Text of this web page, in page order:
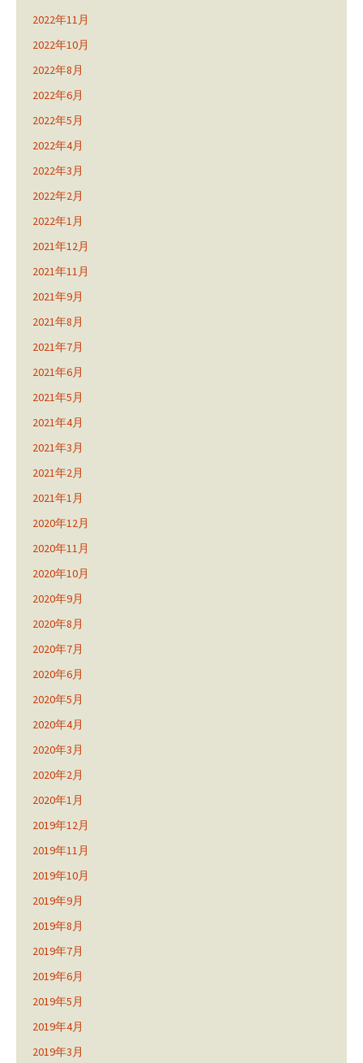
2022年11月
2022年10月
2022年8月
2022年6月
2022年5月
2022年4月
2022年3月
2022年2月
2022年1月
2021年12月
2021年11月
2021年9月
2021年8月
2021年7月
2021年6月
2021年5月
2021年4月
2021年3月
2021年2月
2021年1月
2020年12月
2020年11月
2020年10月
2020年9月
2020年8月
2020年7月
2020年6月
2020年5月
2020年4月
2020年3月
2020年2月
2020年1月
2019年12月
2019年11月
2019年10月
2019年9月
2019年8月
2019年7月
2019年6月
2019年5月
2019年4月
2019年3月